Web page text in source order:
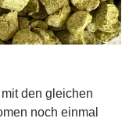
den gleichen
noch einmal